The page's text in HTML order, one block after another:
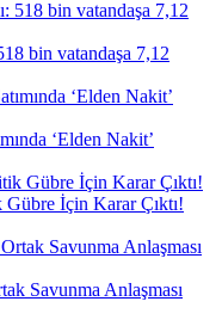
bin vatandaşa 7,12
‘Elden Nakit’
İçin Karar Çıktı!
Savunma Anlaşması